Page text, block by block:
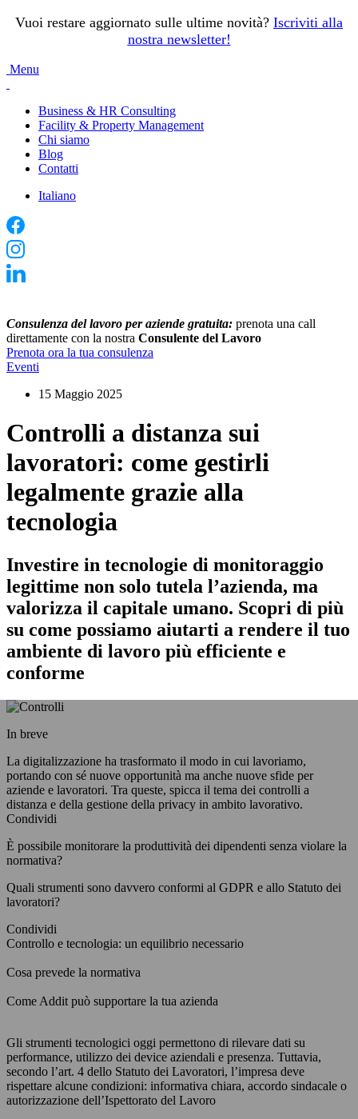
Vuoi restare aggiornato sulle ultime novità? Iscriviti alla
nostra newsletter!
Menu
Business & HR Consulting
Facility & Property Management
Chi siamo
Blog
Contatti
Italiano
Consulenza del lavoro per aziende gratuita: prenota una call
direttamente con la nostra Consulente del Lavoro
Prenota ora la tua consulenza
Eventi
15 Maggio 2025
Controlli a distanza sui
lavoratori: come gestirli
legalmente grazie alla
tecnologia
Investire in tecnologie di monitoraggio
legittime non solo tutela l’azienda, ma
valorizza il capitale umano. Scopri di più
su come possiamo aiutarti a rendere il tuo
ambiente di lavoro più efficiente e
conforme
In breve
La digitalizzazione ha trasformato il modo in cui lavoriamo,
portando con sé nuove opportunità ma anche nuove sfide per
aziende e lavoratori. Tra queste, spicca il tema dei controlli a
distanza e della gestione della privacy in ambito lavorativo.
Condividi
È possibile monitorare la produttività dei dipendenti senza violare la
normativa?
Quali strumenti sono davvero conformi al GDPR e allo Statuto dei
lavoratori?
Condividi
Controllo e tecnologia: un equilibrio necessario
Cosa prevede la normativa
Come Addit può supportare la tua azienda
Gli strumenti tecnologici oggi permettono di rilevare dati su
performance, utilizzo dei device aziendali e presenza. Tuttavia,
secondo l’art. 4 dello Statuto dei Lavoratori, l’impresa deve
rispettare alcune condizioni: informativa chiara, accordo sindacale o
autorizzazione dell’Ispettorato del Lavoro